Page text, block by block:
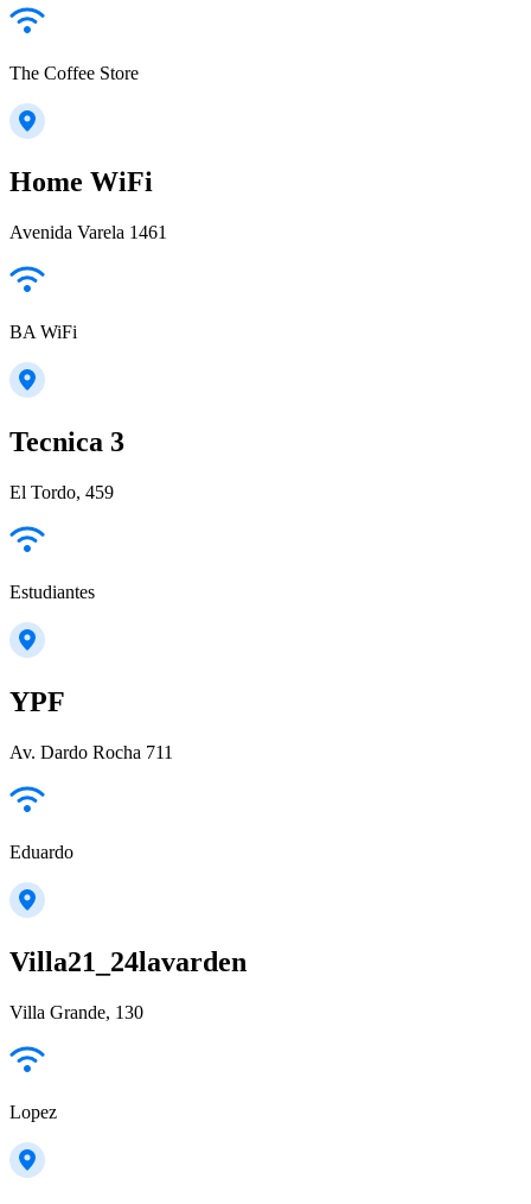
The Coffee Store
Home WiFi
Avenida Varela 1461
BA WiFi
Tecnica 3
El Tordo, 459
Estudiantes
YPF
Av. Dardo Rocha 711
Eduardo
Villa21_24lavarden
Villa Grande, 130
Lopez